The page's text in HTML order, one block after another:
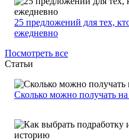
25 предложений для тех,
ежедневно
Посмотреть все
Статьи
Сколько можно получать